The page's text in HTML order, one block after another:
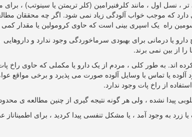
نسل اول ، مانند کلرفنیرامین (کلر تریمتن یا سینوتب) ،
که موجب خواب آلودگی زیاد نمی شود. اگر چه محققان
راه یک اسپری بینی است که حاوی کرومولین یا مقدار
یا درمانی برای بهبودی سرماخوردگی وجود ندارد و
از بین نمی برند.
کرده اند. به طور کلی ، مردم از یک دارو یا مکملی که حاوی
یا تماس با وسایل آلوده صورت می پذیرد و برخی مواقع
از راخ پات وجود ندارد.
پیدا نشده ، ولی هر گونه نتیجه گیری از چنین مطالعه ی
وجود آمد ، یا مشکل تنفسی پیدا کردید ، برای اطمیناناز